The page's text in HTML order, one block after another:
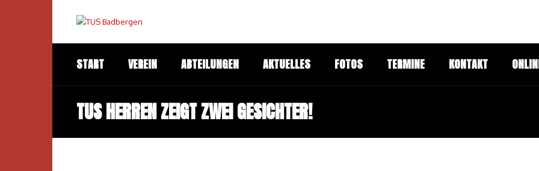
START VEREIN ABTEILUNGEN AKTUELLES FOTOS TERMINE KONTAKT
TUS HERREN ZEIGT ZWEI GESICHTER!